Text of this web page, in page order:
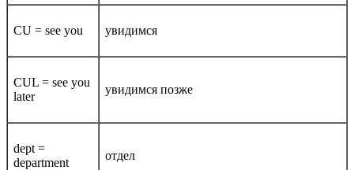
CU = see you увидимся
CUL = see you
later
увидимся позже
dept =
department
отдел